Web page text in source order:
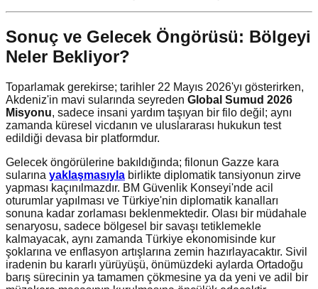
Sonuç ve Gelecek Öngörüsü: Bölgeyi
Neler Bekliyor?
Toparlamak gerekirse; tarihler 22 Mayıs 2026'yı gösterirken,
Akdeniz'in mavi sularında seyreden Global Sumud 2026
Misyonu, sadece insani yardım taşıyan bir filo değil; aynı
zamanda küresel vicdanın ve uluslararası hukukun test
edildiği devasa bir platformdur.
Gelecek öngörülerine bakıldığında; filonun Gazze kara
sularına yaklaşmasıyla birlikte diplomatik tansiyonun zirve
yapması kaçınılmazdır. BM Güvenlik Konseyi'nde acil
oturumlar yapılması ve Türkiye'nin diplomatik kanalları
sonuna kadar zorlaması beklenmektedir. Olası bir müdahale
senaryosu, sadece bölgesel bir savaşı tetiklemekle
kalmayacak, aynı zamanda Türkiye ekonomisinde kur
şoklarına ve enflasyon artışlarına zemin hazırlayacaktır. Sivil
iradenin bu kararlı yürüyüşü, önümüzdeki aylarda Ortadoğu
barış sürecinin ya tamamen çökmesine ya da yeni ve adil bir